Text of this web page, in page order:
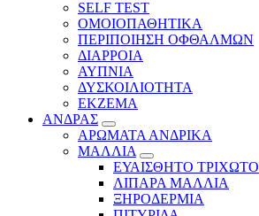
SELF TEST
ΟΜΟΙΟΠΑΘΗΤΙΚΑ
ΠΕΡΙΠΟΙΗΣΗ ΟΦΘΑΛΜΩΝ
ΔΙΑΡΡΟΙΑ
ΑΥΠΝΙΑ
ΔΥΣΚΟΙΛΙΟΤΗΤΑ
ΕΚΖΕΜΑ
ΑΝΔΡΑΣ
ΑΡΩΜΑΤΑ ΑΝΔΡΙΚΑ
ΜΑΛΛΙΑ
ΕΥΑΙΣΘΗΤΟ ΤΡΙΧΩΤΟ
ΛΙΠΑΡΑ ΜΑΛΛΙΑ
ΞΗΡΟΔΕΡΜΙΑ